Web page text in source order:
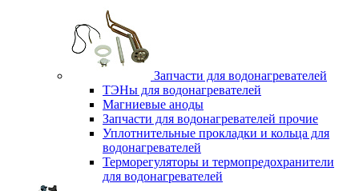
Запчасти для водонагревателей
ТЭНы для водонагревателей
Магниевые аноды
Запчасти для водонагревателей прочие
Уплотнительные прокладки и кольца для
водонагревателей
Терморегуляторы и термопредохранители
для водонагревателей